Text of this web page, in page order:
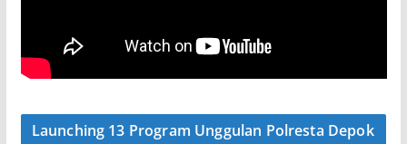
Launching 13 Program Unggulan Polresta Depok